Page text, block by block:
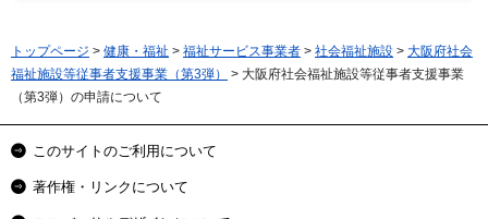
トップページ > 健康・福祉 > 福祉サービス事業者 > 社会福祉施設 > 大阪府社会
福祉施設等従事者支援事業（第3弾）
> 大阪府社会福祉施設等従事者支援事業
（第3弾）の申請について
このサイトのご利用について
著作権・リンクについて